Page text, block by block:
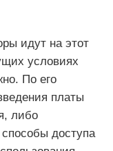
идут на этот
условиях
По его
платы
либо
доступа